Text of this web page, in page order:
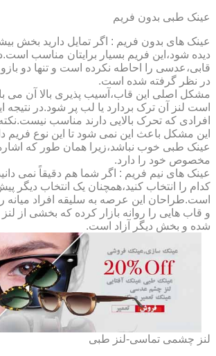
عینک طبی بدون فریم
عینک های بدون فریم : اگر تمایل دارید بخش
دیده شود،این فریم بسیار برایتان مناسب
قابی،عدسی را احاطه نکرده است و تنها دو
در نظر گرفته شده است.
مشکل اصلی این قاب،آسیب پذیری بالا آن می
است لنز آن ترک بردارد یا لب پر شود.در نتیجه
افرادی که تحرک بالایی دارند مناسب
این مشکل باعث این نمی شود تا این نوع فریم
عینک طبی خوب نباشد،زیرا همان طور که
مخصوص خود را دارد.
عینک های نیم فریم : اگر شما هم دقیقاً نمی
کدام را انتخاب کنید،همچنان یک انتخاب دیگر
است.طراحان این عرصه به سلیقه افراد میانه
و قاب هایی را روانه بازار کرده که بخشی از
شده و بخش دیگر آزاد است.
لنز چشمی تماسی-لنز طبی